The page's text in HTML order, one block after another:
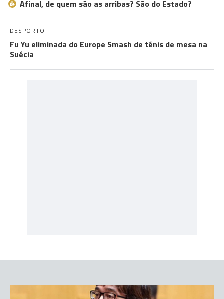
Afinal, de quem são as arribas? São do Estado?
DESPORTO
Fu Yu eliminada do Europe Smash de ténis de mesa na
Suécia